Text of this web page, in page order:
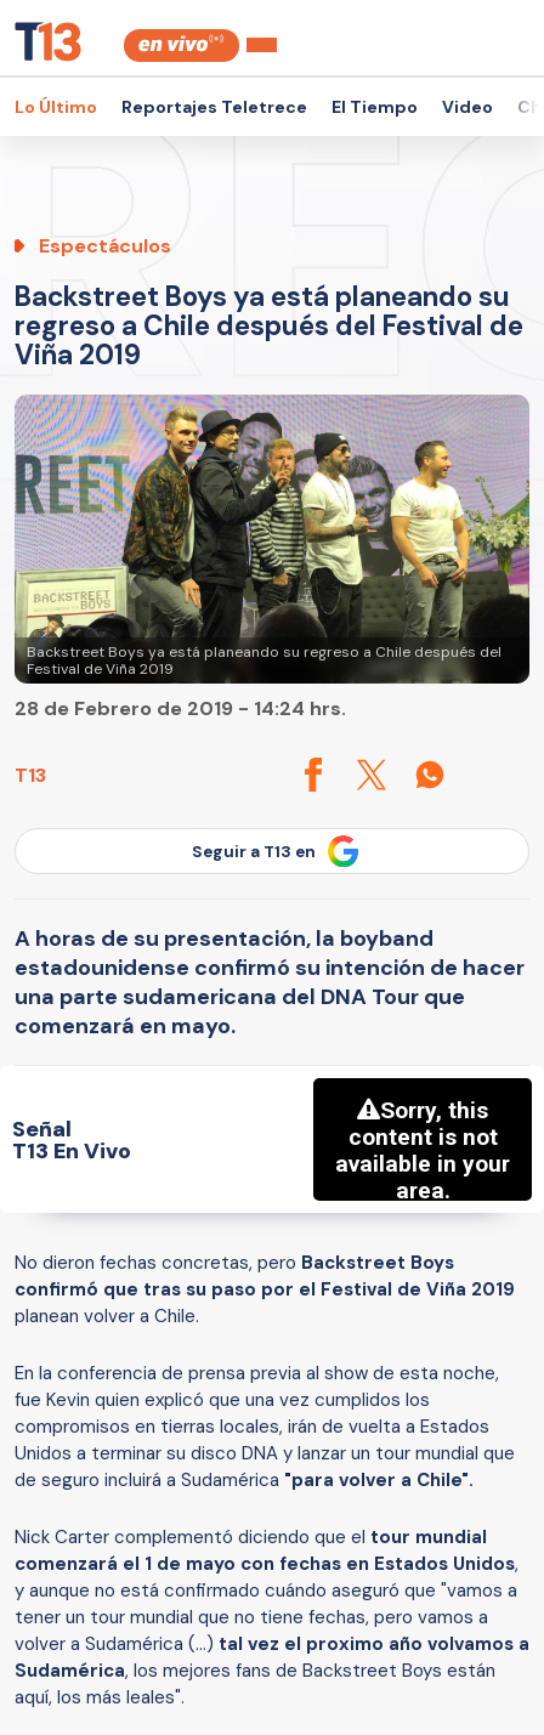
Lo Último Reportajes Teletrece El Tiempo Video
Espectáculos
Backstreet Boys ya está planeando su
regreso a Chile después del Festival de
Viña 2019
Backstreet Boys ya está planeando su regreso a Chile después del
Festival de Viña 2019
T13
28 de Febrero de 2019 - 14:24 hrs.
Seguir a T13 en
A horas de su presentación, la boyband
estadounidense confirmó su intención de hacer
una parte sudamericana del DNA Tour que
comenzará en mayo.
Señal
T13 En Vivo
No dieron fechas concretas, pero Backstreet Boys
confirmó que tras su paso por el Festival de Viña 2019
planean volver a Chile.
En la conferencia de prensa previa al show de esta noche,
fue Kevin quien explicó que una vez cumplidos los
compromisos en tierras locales, irán de vuelta a Estados
Unidos a terminar su disco DNA y lanzar un tour mundial que
de seguro incluirá a Sudamérica "para volver a Chile".
Nick Carter complementó diciendo que el tour mundial
comenzará el 1 de mayo con fechas en Estados Unidos,
y aunque no está confirmado cuándo aseguró que "vamos a
tener un tour mundial que no tiene fechas, pero vamos a
volver a Sudamérica (...) tal vez el proximo año volvamos a
Sudamérica, los mejores fans de Backstreet Boys están
aquí, los más leales".